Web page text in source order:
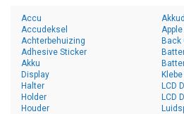
Accu
Accudeksel
Achterbehuizing
Adhesive Sticker
Akku
Apple
Back
Display
Halter
Holder
Houder
LCD
LCD